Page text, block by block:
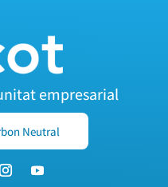
empresarial
Neutral